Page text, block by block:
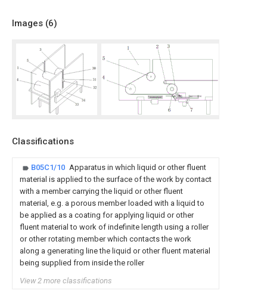
Images (6)
Classifications
B05C1/10 Apparatus in which liquid or other fluent
material is applied to the surface of the work by contact
with a member carrying the liquid or other fluent
material, e.g. a porous member loaded with a liquid to
be applied as a coating for applying liquid or other
fluent material to work of indefinite length using a roller
or other rotating member which contacts the work
along a generating line the liquid or other fluent material
being supplied from inside the roller
View 2 more classifications